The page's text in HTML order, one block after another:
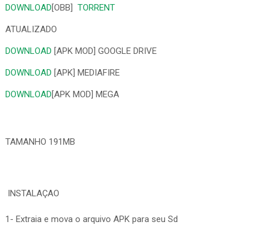
DOWNLOAD[OBB] TORRENT
ATUALIZADO
DOWNLOAD [APK MOD] GOOGLE DRIVE
DOWNLOAD [APK] MEDIAFIRE
DOWNLOAD[APK MOD] MEGA
TAMANHO 191MB
INSTALAÇAO
1- Extraia e mova o arquivo APK para seu Sd